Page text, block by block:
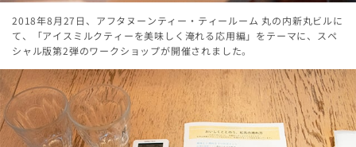
2018年8月27日、アフタヌーンティー・ティールーム 丸の内新丸ビルに
て、「アイスミルクティーを美味しく淹れる応用編」をテーマに、スペ
シャル版第2弾のワークショップが開催されました。